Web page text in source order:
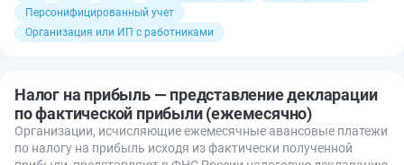
Персонифицированный учет
Организация или ИП с работниками
Налог на прибыль — представление декларации
по фактической прибыли (ежемесячно)
Организации, исчисляющие ежемесячные авансовые платежи
по налогу на прибыль исходя из фактически полученной